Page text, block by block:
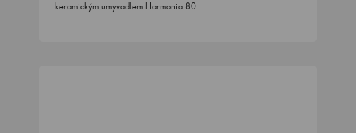
keramickým umyvadlem Harmonia 80